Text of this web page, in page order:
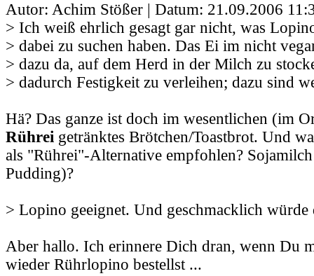
Autor: Achim Stößer | Datum: 21.09.2006
> Ich weiß ehrlich gesagt gar nicht, was
> dabei zu suchen haben. Das Ei im nicht
> dazu da, auf dem Herd in der Milch zu
> dadurch Festigkeit zu verleihen; dazu sind
Hä? Das ganze ist doch im wesentlichen (im
Rührei getränktes Brötchen/Toastbrot. Und
als "Rührei"-Alternative empfohlen?
Pudding)?
> Lopino geeignet. Und geschmacklich würde
Aber hallo. Ich erinnere Dich dran, wenn Du
wieder Rührlopino bestellst ...